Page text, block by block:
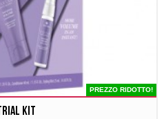
Kit
PREZZO RIDOTTO!